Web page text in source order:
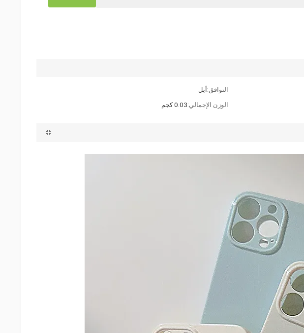
التوافق:أبل
الوزن الإجمالي:0.03 كجم